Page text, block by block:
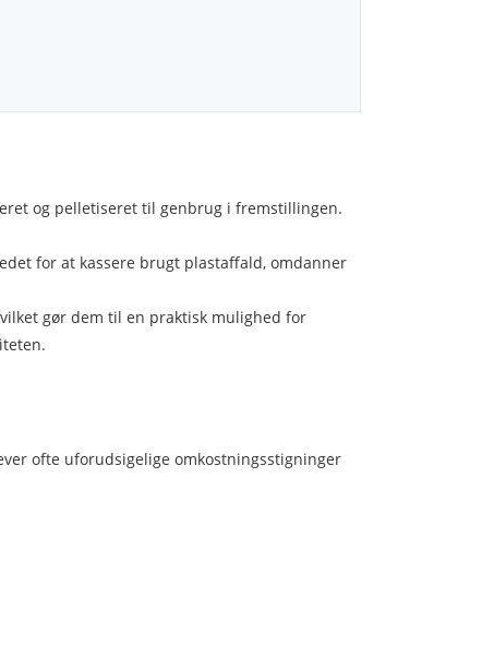
og pelletiseret til genbrug i fremstillingen.
for at kassere brugt plastaffald, omdanner
gør dem til en praktisk mulighed for
ofte uforudsigelige omkostningsstigninger